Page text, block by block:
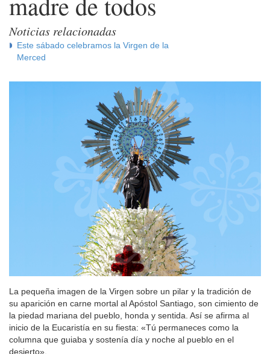
Noticias relacionadas
Este sábado celebramos la Virgen de la
Merced
La pequeña imagen de la Virgen sobre un pilar y la tradición de
su aparición en carne mortal al Apóstol Santiago, son cimiento de
la piedad mariana del pueblo, honda y sentida. Así se afirma al
inicio de la Eucaristía en su fiesta: «Tú permaneces como la
columna que guiaba y sostenía día y noche al pueblo en el
desierto».